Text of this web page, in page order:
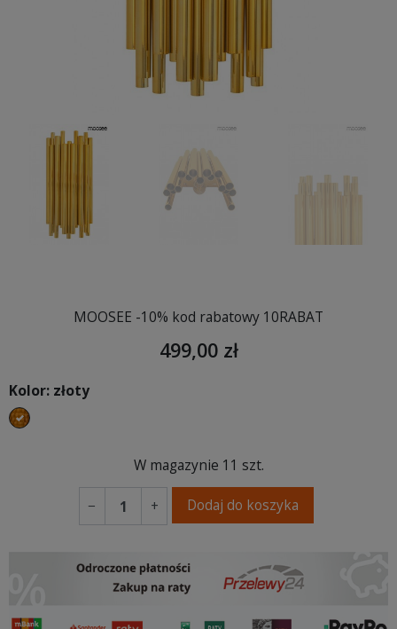
MOOSEE -10% kod rabatowy 10RABAT
499,00 zł
Kolor: złoty
złoty
W magazynie 11 szt.
− + Dodaj do koszyka